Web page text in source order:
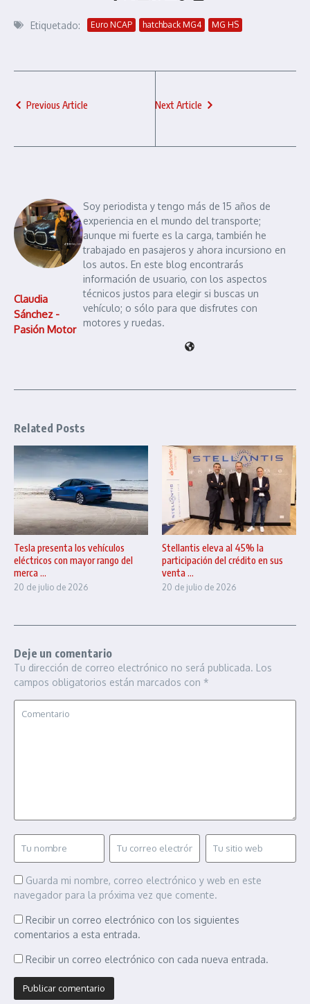
Etiquetado: Euro NCAP hatchback MG4 MG HS
Previous Article Next Article
Claudia
Sánchez -
Pasión Motor
Soy periodista y tengo más de 15 años de
experiencia en el mundo del transporte;
aunque mi fuerte es la carga, también he
trabajado en pasajeros y ahora incursiono en
los autos. En este blog encontrarás
información de usuario, con los aspectos
técnicos justos para elegir si buscas un
vehículo; o sólo para que disfrutes con
motores y ruedas.
Related Posts
Tesla presenta los vehículos
eléctricos con mayor rango del
merca ...
20 de julio de 2026
Stellantis eleva al 45% la
participación del crédito en sus
venta ...
20 de julio de 2026
Deje un comentario
Tu dirección de correo electrónico no será publicada. Los
campos obligatorios están marcados con *
Guarda mi nombre, correo electrónico y web en este
navegador para la próxima vez que comente.
Recibir un correo electrónico con los siguientes
comentarios a esta entrada.
Recibir un correo electrónico con cada nueva entrada.